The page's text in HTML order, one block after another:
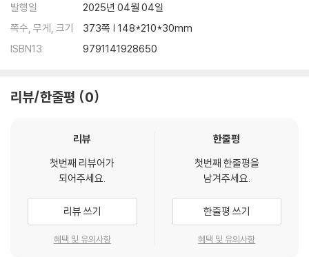
발행일
2025년 04월 04일
쪽수, 무게, 크기
373쪽 | 148*210*30mm
ISBN13
9791141928650
리뷰/한줄평 0
리뷰
첫번째 리뷰어가
되어주세요.
리뷰 쓰기
혜택 및 유의사항
한줄평
첫번째 한줄평을
남겨주세요.
한줄평 쓰기
혜택 및 유의사항